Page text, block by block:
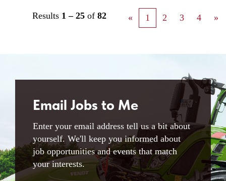
Results 1 – 25 of 82 « 1 2 3 4 »
Email Jobs to Me
Enter your email address tell us a bit about
yourself. We'll keep you informed about
job opportunities and events that match
your interests.